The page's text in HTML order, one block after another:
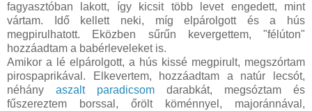
fagyasztóban lakott, így kicsit több levet engedett, mint
vártam. Idő kellett neki, míg elpárolgott és a hús
megpirulhatott. Eközben sűrűn kevergettem, "félúton"
hozzáadtam a babérleveleket is.
Amikor a lé elpárolgott, a hús kissé megpirult, megszórtam
pirospaprikával. Elkevertem, hozzáadtam a natúr lecsót,
néhány aszalt paradicsom darabkát, megsóztam és
fűszereztem borssal, őrölt köménnyel, majoránnával,